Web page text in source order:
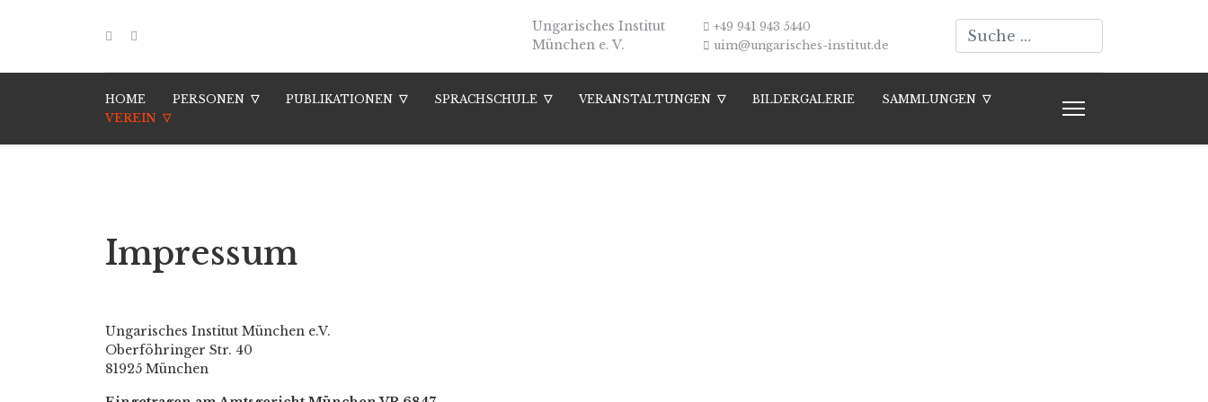
Ungarisches Institut
München e. V.
+49 941 943 5440
uim@ungarisches-institut.de
Suchen
HOME PERSONEN PUBLIKATIONEN SPRACHSCHULE VERANSTALTUNGEN BILDERGALERIE
SAMMLUNGEN
VEREIN
Impressum
Ungarisches Institut München e.V.
Oberföhringer Str. 40
81925 München